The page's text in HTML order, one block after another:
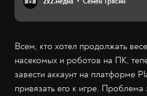
Всем, кто хотел продолжать
насекомых и роботов на ПК,
завести аккаунт на платформе
привязать его к игре. Проблема